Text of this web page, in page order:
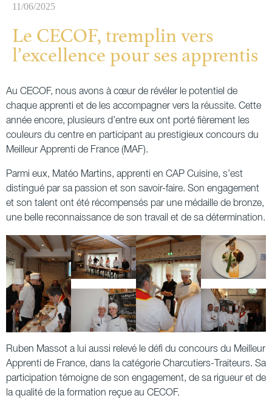
11/06/2025
Le CECOF, tremplin vers
l’excellence pour ses apprentis
Au CECOF, nous avons à cœur de révéler le potentiel de
chaque apprenti et de les accompagner vers la réussite. Cette
année encore, plusieurs d’entre eux ont porté fièrement les
couleurs du centre en participant au prestigieux concours du
Meilleur Apprenti de France (MAF).
Parmi eux, Matéo Martins, apprenti en CAP Cuisine, s’est
distingué par sa passion et son savoir-faire. Son engagement
et son talent ont été récompensés par une médaille de bronze,
une belle reconnaissance de son travail et de sa détermination.
Ruben Massot a lui aussi relevé le défi du concours du
Meilleur
Apprenti de France, dans la catégorie Charcutiers-Traiteurs. Sa
participation témoigne de son engagement, de sa rigueur et de
la qualité de la formation reçue au CECOF.